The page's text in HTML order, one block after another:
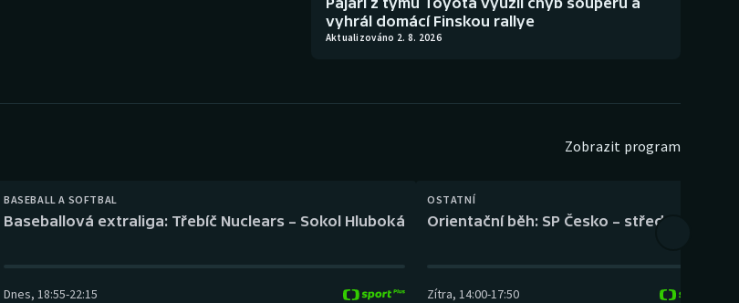
Plážový volejbal
vyhrál domácí Finskou rallye
Aktualizováno 2. 8. 2026
Zobrazit program
BASEBALL A SOFTBAL
Baseballová extraliga: Třebíč Nuclears – Sokol Hluboká
Dnes, 18:55-22:15
OSTATNÍ
Orientační běh: SP Česko – střední trať
Zítra, 14:00-17:50